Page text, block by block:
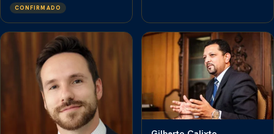
CONFIRMADO